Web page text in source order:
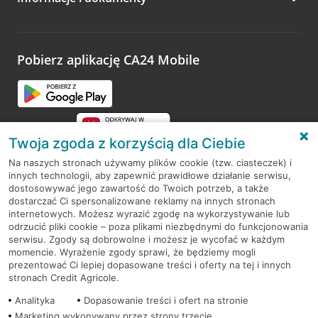
opinie.
Pobierz aplikację CA24 Mobile
RODO
Regulamin serwisu
Mapa serwisu
PolitykaCookies
Twoja zgoda z korzyścią dla Ciebie
Na naszych stronach używamy plików cookie (tzw. ciasteczek) i
innych technologii, aby zapewnić prawidłowe działanie serwisu,
dostosowywać jego zawartość do Twoich potrzeb, a także
dostarczać Ci spersonalizowane reklamy na innych stronach
internetowych. Możesz wyrazić zgodę na wykorzystywanie lub
odrzucić pliki cookie – poza plikami niezbędnymi do funkcjonowania
serwisu. Zgody są dobrowolne i możesz je wycofać w każdym
momencie. Wyrażenie zgody sprawi, że będziemy mogli
prezentować Ci lepiej dopasowane treści i oferty na tej i innych
stronach Credit Agricole.
Analityka
Dopasowanie treści i ofert na stronie